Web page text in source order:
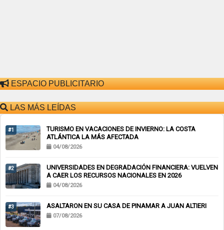
ESPACIO PUBLICITARIO
LAS MÁS LEÍDAS
#1
TURISMO EN VACACIONES DE INVIERNO: LA COSTA
ATLÁNTICA LA MÁS AFECTADA
04/08/2026
#2
UNIVERSIDADES EN DEGRADACIÓN FINANCIERA: VUELVEN
A CAER LOS RECURSOS NACIONALES EN 2026
04/08/2026
#3 ASALTARON EN SU CASA DE PINAMAR A JUAN ALTIERI
07/08/2026